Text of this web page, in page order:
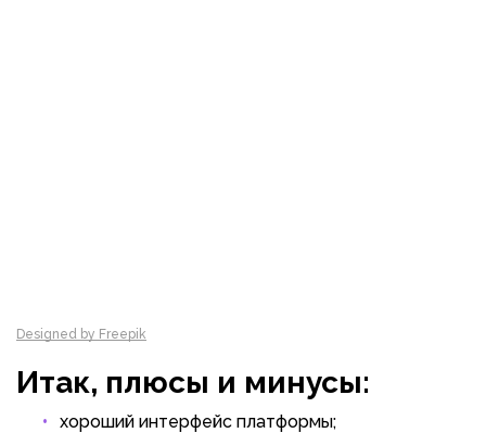
Designed by Freepik
Итак, плюсы и минусы:
хороший интерфейс платформы;